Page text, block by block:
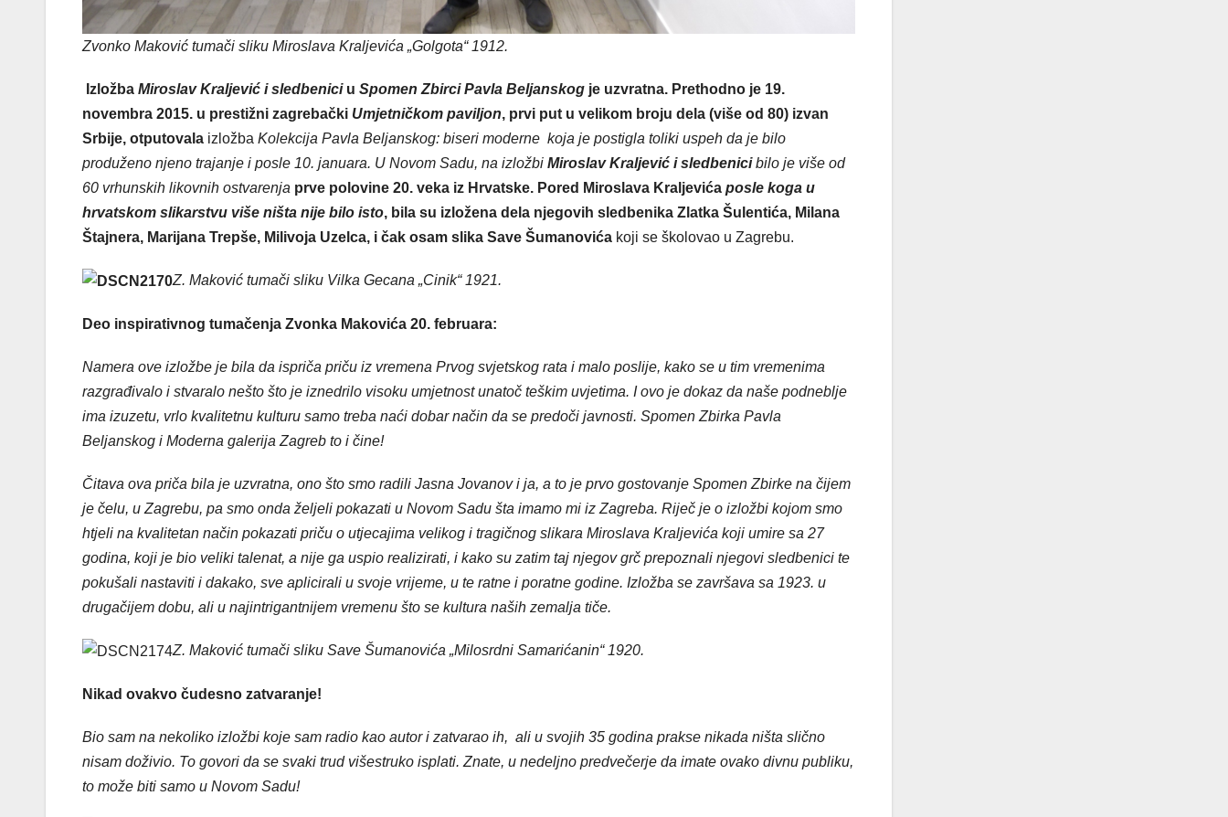
Zvonko Maković tumači sliku Miroslava Kraljevića „Golgota“ 1912.
Izložba Miroslav Kraljević i sledbeniciu Spomen Zbirci Pavla Beljanskog je uzvratna. Prethodno je 19.
novembra 2015. u prestižni zagrebački Umjetničkom paviljon, prvi put u velikom broju dela (više od 80) izvan
Srbije, otputovala izložba Kolekcija Pavla Beljanskog: biseri moderne koja je postigla toliki uspeh da je bilo
produženo njeno trajanje i posle 10. januara. U Novom Sadu, na izložbi Miroslav Kraljević i sledbenici bilo je više od
60 vrhunskih likovnih ostvarenja prve polovine 20. veka iz Hrvatske. Pored Miroslava Kraljevića posle koga u
hrvatskom slikarstvu više ništa nije bilo isto, bila su izložena dela njegovih sledbenika Zlatka Šulentića, Milana
Štajnera, Marijana Trepše, Milivoja Uzelca, i čak osam slika Save Šumanovića koji se školovao u Zagrebu.
Z. Maković tumači sliku Vilka Gecana „Cinik“ 1921.
Deo inspirativnog tumačenja Zvonka Makovića 20. februara:
Namera ove izložbe je bila da ispriča priču iz vremena Prvog svjetskog rata i malo poslije, kako se u tim vremenima
razgrađivalo i stvaralo nešto što je iznedrilo visoku umjetnost unatoč teškim uvjetima. I ovo je dokaz da naše podneblje
ima izuzetu, vrlo kvalitetnu kulturu samo treba naći dobar način da se predoči javnosti. Spomen Zbirka Pavla
Beljanskog i Moderna galerija Zagreb to i čine!
Čitava ova priča bila je uzvratna, ono što smo radili Jasna Jovanov i ja, a to je prvo gostovanje Spomen Zbirke na čijem
je čelu, u Zagrebu, pa smo onda željeli pokazati u Novom Sadu šta imamo mi iz Zagreba. Riječ je o izložbi kojom smo
htjeli na kvalitetan način pokazati priču o utjecajima velikog i tragičnog slikara Miroslava Kraljevića koji umire sa 27
godina, koji je bio veliki talenat, a nije ga uspio realizirati, i kako su zatim taj njegov grč prepoznali njegovi sledbenici te
pokušali nastaviti i dakako, sve aplicirali u svoje vrijeme, u te ratne i poratne godine. Izložba se završava sa 1923. u
drugačijem dobu, ali u najintrigantnijem vremenu što se kultura naših zemalja tiče.
Z. Maković tumači sliku Save Šumanovića „Milosrdni Samarićanin“ 1920.
Nikad ovakvo čudesno zatvaranje!
Bio sam na nekoliko izložbi koje sam radio kao autor i zatvarao ih, ali u svojih 35 godina prakse nikada ništa slično
nisam doživio. To govori da se svaki trud višestruko isplati. Znate, u nedeljno predvečerje da imate ovako divnu publiku,
to može biti samo u Novom Sadu!